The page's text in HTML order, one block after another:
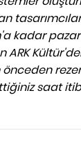
kadar
ARK
saat